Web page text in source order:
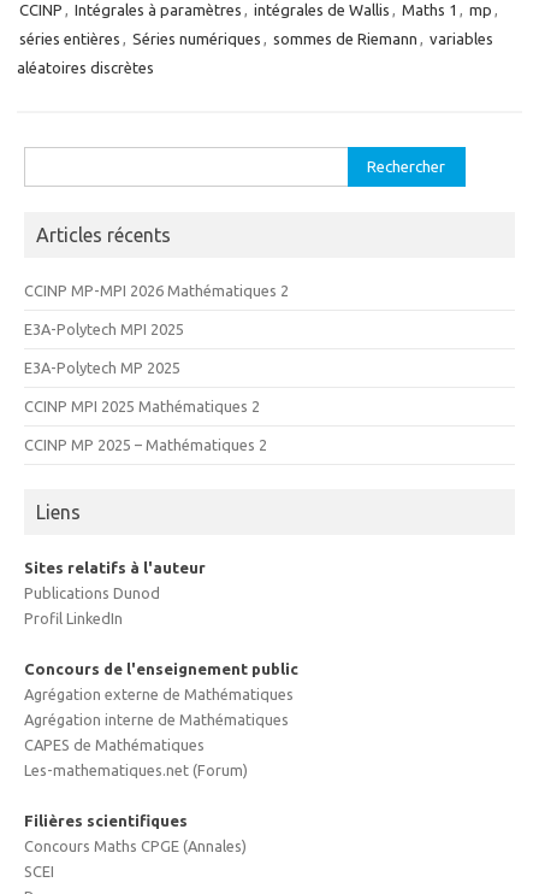
CCINP , Intégrales à paramètres , intégrales de Wallis , Maths 1 , mp ,
séries entières , Séries numériques , sommes de Riemann , variables
aléatoires discrètes
Articles récents
CCINP MP-MPI 2026 Mathématiques 2
E3A-Polytech MPI 2025
E3A-Polytech MP 2025
CCINP MPI 2025 Mathématiques 2
CCINP MP 2025 – Mathématiques 2
Liens
Sites relatifs à l'auteur
Publications Dunod
Profil LinkedIn
Concours de l'enseignement public
Agrégation externe de Mathématiques
Agrégation interne de Mathématiques
CAPES de Mathématiques
Les-mathematiques.net (Forum)
Filières scientifiques
Concours Maths CPGE (Annales)
SCEI